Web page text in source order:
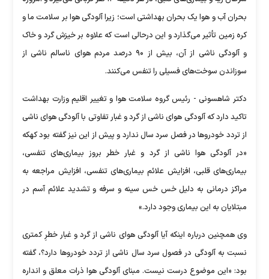
بحران آب و هوا یک بحران بهداشتی است؛ زیرا آلودگی هوا بر سلامت ما و
کره زمین تأثیر می‌گذارد و این درحالی است که علاوه بر خیزش گرد و خاک
و آلودگی ناشی از آن، بیش از ۹۰ درصد مردم هوای ناسالم ناشی از
سوزاندن سوخت‌های فسیلی را تنفس می‌کنند.
دکتر شاهسونی - رئیس گروه سلامت هوا و تغییر اقلیم وزارت بهداشت
تاکید دارد که آلودگی هوای ناشی از گرد و غبار تفاوتی با آلودگی هوای ناشی
از تردد خودرو‌ها در فصل سرد سال ندارد و پیش از این نیز گفته بود کهکه
«در آلودگی هوا ناشی از گرد و غبار خطر بروز بیماری‌های تنفسی،
بیماری‌های قلبی، افزایش علائم بیماری‌های تنفسی، افزایش مراجعه به
مراکز درمانی به دلیل خس خس سینه و سرفه و تشدید علائم آسم در
مبتلایان به این بیماری وجود دارد.»
وی همچنین درباره اینکه آیا آلودگی هوای ناشی از گرد و غبار خطرِ کمتری
نسبت به آلودگی در فصول سرد سال ناشی از تردد خودرو‌ها دارد؟، گفته
بود: «این موضوع درست نیست. مبنای آلودگی هوا ذرات معلق و انداره